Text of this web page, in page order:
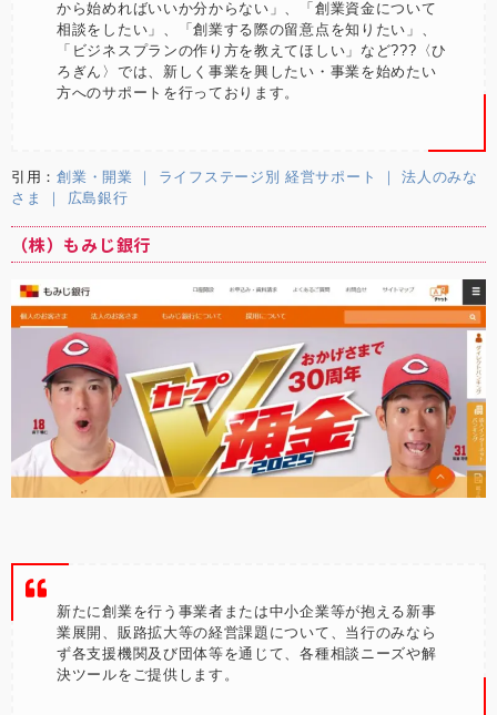
から始めればいいか分からない」、「創業資金について
相談をしたい」、「創業する際の留意点を知りたい」、
「ビジネスプランの作り方を教えてほしい」など???〈ひ
ろぎん〉では、新しく事業を興したい・事業を始めたい
方へのサポートを行っております。
引用：創業・開業 ｜ ライフステージ別 経営サポート ｜ 法人のみな
さま ｜ 広島銀行
（株）もみじ銀行
新たに創業を行う事業者または中小企業等が抱える新事
業展開、販路拡大等の経営課題について、当行のみなら
ず各支援機関及び団体等を通じて、各種相談ニーズや解
決ツールをご提供します。